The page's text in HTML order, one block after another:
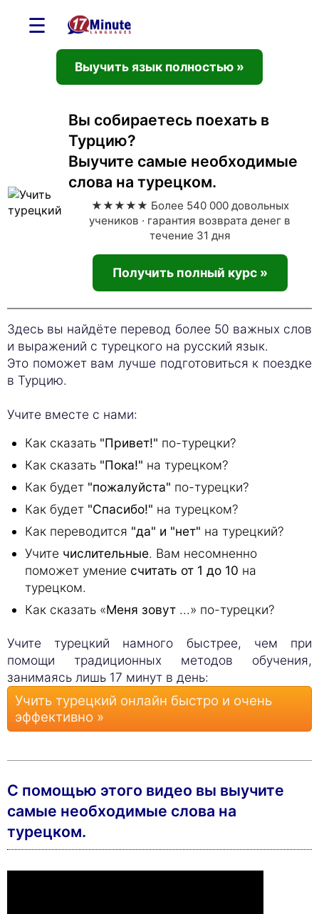
☰
Выучить язык полностью »
Вы собираетесь поехать в
Турцию?
Выучите самые необходимые
слова на турецком.
★★★★★ Более 540 000 довольных
учеников · гарантия возврата денег в
течение 31 дня
Получить полный курс »
Здесь вы найдёте перевод более 50 важных слов
и выражений с турецкого на русский язык.
Это поможет вам лучше подготовиться к поездке
в Турцию.
Учите вместе с нами:
Как сказать "Привет!" по-турецки?
Как сказать "Пока!" на турецком?
Как будет "пожалуйста" по-турецки?
Как будет "Спасибо!" на турецком?
Как переводится "да" и "нет" на турецкий?
Учите числительные. Вам несомненно
поможет умение считать от 1 до 10 на
турецком.
Как сказать «Меня зовут ...» по-турецки?
Учите турецкий намного быстрее, чем при
помощи традиционных методов обучения,
занимаясь лишь 17 минут в день:
Учить турецкий онлайн быстро и очень
эффективно »
С помощью этого видео вы выучите
cамые необходимые слова на
турецком.